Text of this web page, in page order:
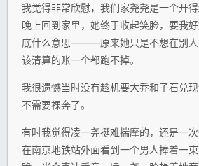
我觉得非常欣慰，我们家尧尧是一个开
晚上回到家里，她终于收起笑脸，要我
底什么意思———原来她只是不想在别人
该清算的账一个都跑不掉。
我很遗憾当时没有趁机要大乔和子石兑
不需要裸奔了。
有时我觉得凌一尧挺难揣摩的，还是一
在南京地铁站外面看到一个男人捧着一